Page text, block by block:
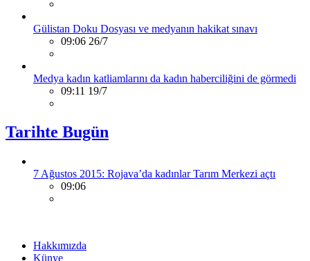
Gülistan Doku Dosyası ve medyanın hakikat sınavı
09:06 26/7
Medya kadın katliamlarını da kadın haberciliğini de görmedi
09:11 19/7
Tarihte Bugün
7 Ağustos 2015: Rojava’da kadınlar Tarım Merkezi açtı
09:06
Hakkımızda
Künye